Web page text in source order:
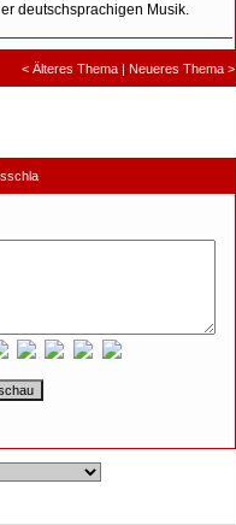
deutschsprachigen Musik.
< Älteres Thema | Neueres Thema >